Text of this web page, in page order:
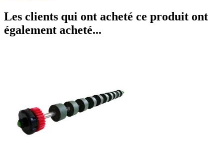
Les clients qui ont acheté ce produit ont
également acheté...